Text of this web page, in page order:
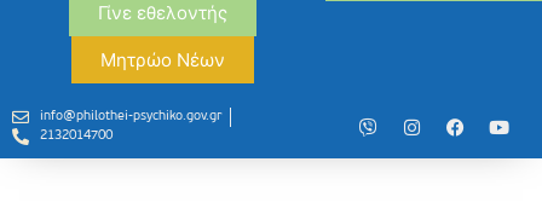
Γίνε εθελοντής
Μητρώο Νέων
info@philothei-psychiko.gov.gr
2132014700